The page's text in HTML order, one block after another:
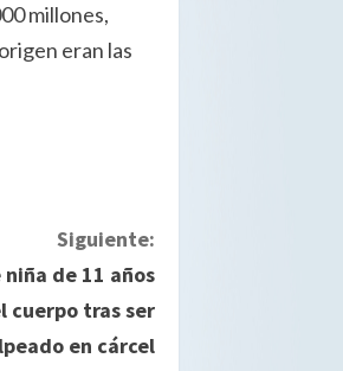
millones,
eran las
Siguiente:
de 11 años
cuerpo tras ser
en cárcel